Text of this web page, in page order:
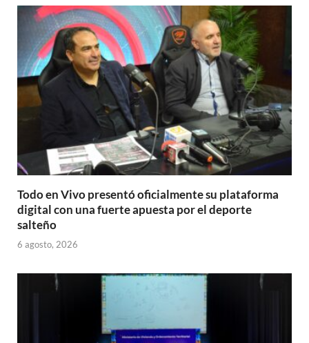
Todo en Vivo presentó oficialmente su plataforma
digital con una fuerte apuesta por el deporte
salteño
6 agosto, 2026